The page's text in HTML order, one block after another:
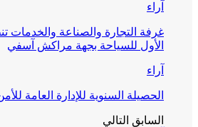
آراء
غرفة التجارة والصناعة والخدمات
الأول للسياحة بجهة مراكش آسفي
آراء
الحصيلة السنوية للإدارة العامة للأمن
السابق التالي